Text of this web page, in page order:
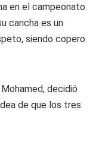
en el campeonato
cancha es un
siendo copero
decidió
de que los tres